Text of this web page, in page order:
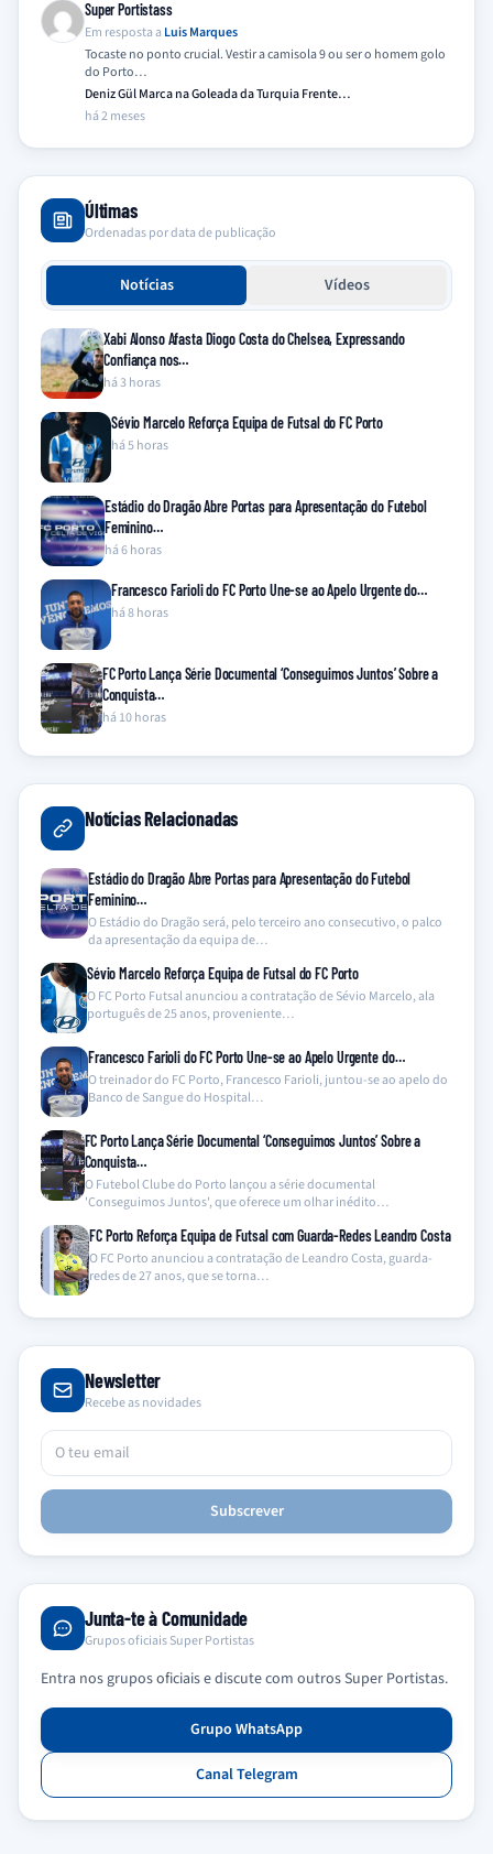
Super Portistass
Em resposta a Luis Marques
Tocaste no ponto crucial. Vestir a camisola 9 ou ser o homem golo
do Porto…
Deniz Gül Marca na Goleada da Turquia Frente…
há 2 meses
Últimas
Ordenadas por data de publicação
Notícias Vídeos
Xabi Alonso Afasta Diogo Costa do Chelsea, Expressando
Confiança nos…
há 3 horas
Sévio Marcelo Reforça Equipa de Futsal do FC Porto
há 5 horas
Estádio do Dragão Abre Portas para Apresentação do Futebol
Feminino…
há 6 horas
Francesco Farioli do FC Porto Une-se ao Apelo Urgente do…
há 8 horas
FC Porto Lança Série Documental ‘Conseguimos Juntos’ Sobre a
Conquista…
há 10 horas
Notícias Relacionadas
Estádio do Dragão Abre Portas para Apresentação do Futebol
Feminino…
O Estádio do Dragão será, pelo terceiro ano consecutivo, o palco
da apresentação da equipa de…
Sévio Marcelo Reforça Equipa de Futsal do FC Porto
O FC Porto Futsal anunciou a contratação de Sévio Marcelo, ala
português de 25 anos, proveniente…
Francesco Farioli do FC Porto Une-se ao Apelo Urgente do…
O treinador do FC Porto, Francesco Farioli, juntou-se ao apelo do
Banco de Sangue do Hospital…
FC Porto Lança Série Documental ‘Conseguimos Juntos’ Sobre a
Conquista…
O Futebol Clube do Porto lançou a série documental
'Conseguimos Juntos', que oferece um olhar inédito…
FC Porto Reforça Equipa de Futsal com Guarda-Redes Leandro Costa
O FC Porto anunciou a contratação de Leandro Costa, guarda-
redes de 27 anos, que se torna…
Newsletter
Recebe as novidades
Subscrever
Junta-te à Comunidade
Grupos oficiais Super Portistas
Entra nos grupos oficiais e discute com outros Super Portistas.
Grupo WhatsApp
Canal Telegram